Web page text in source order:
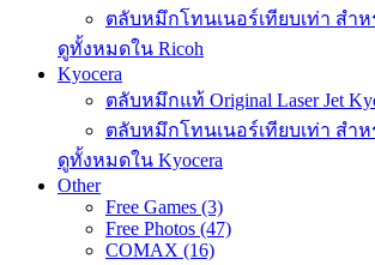
ตลับหมึกโทนเนอร์เทียบเท่า สำห
ดูทั้งหมดใน Ricoh
Kyocera
ตลับหมึกแท้ Original Laser Jet
ตลับหมึกโทนเนอร์เทียบเท่า สำห
ดูทั้งหมดใน Kyocera
Other
Free Games (3)
Free Photos (47)
COMAX (16)